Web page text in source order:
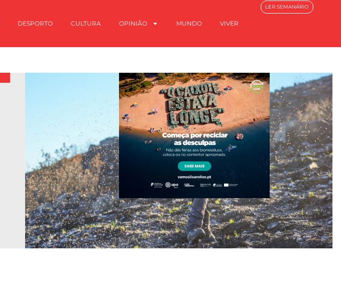
DESPORTO CULTURA OPINIÃO MUNDO VIVER
LER SEMANÁRIO